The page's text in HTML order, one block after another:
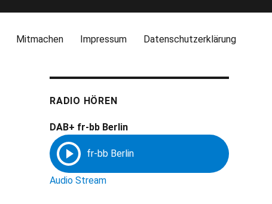
Mitmachen Impressum Datenschutzerklärung
RADIO HÖREN
DAB+ fr-bb Berlin
Audio Stream